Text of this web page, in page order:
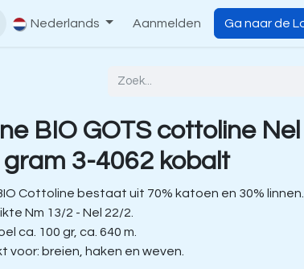
Contact
Nederlands Aanmelden Ga naar de
BIO GOTS cottoline
gram 3-4062 kobalt
Cottoline bestaat uit 70% katoen en 30% linnen.
Nm 13/2 - Nel 22/2.
ca. 100 gr, ca. 640 m.
voor: breien, haken en weven.